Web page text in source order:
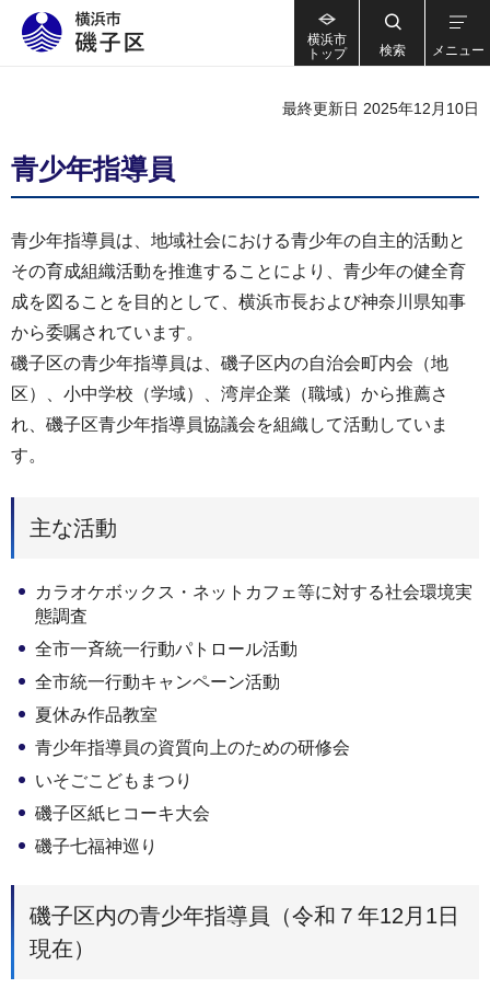
横浜市
トップ
検索 メニュー
最終更新日 2025年12月10日
青少年指導員
青少年指導員は、地域社会における青少年の自主的活動と
その育成組織活動を推進することにより、青少年の健全育
成を図ることを目的として、横浜市長および神奈川県知事
から委嘱されています。
磯子区の青少年指導員は、磯子区内の自治会町内会（地
区）、小中学校（学域）、湾岸企業（職域）から推薦さ
れ、磯子区青少年指導員協議会を組織して活動していま
す。
主な活動
カラオケボックス・ネットカフェ等に対する社会環境実
態調査
全市一斉統一行動パトロール活動
全市統一行動キャンペーン活動
夏休み作品教室
青少年指導員の資質向上のための研修会
いそごこどもまつり
磯子区紙ヒコーキ大会
磯子七福神巡り
磯子区内の青少年指導員（令和７年12月1日
現在）